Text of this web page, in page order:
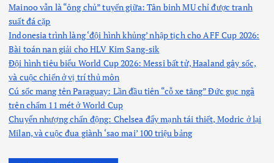
Mainoo vẫn là “ông chủ” tuyến giữa: Tân binh MU chỉ được tranh
suất đá cặp
Indonesia trình làng ‘đội hình khủng’ nhập tịch cho AFF Cup 2026:
Bài toán nan giải cho HLV Kim Sang-sik
Đội hình tiêu biểu World Cup 2026: Messi bất tử, Haaland gây sốc,
và cuộc chiến ở vị trí thủ môn
Cú sốc mang tên Paraguay: Lần đầu tiên “cỗ xe tăng” Đức gục ngã
trên chấm 11 mét ở World Cup
Chuyển nhượng chấn động: Chelsea đẩy mạnh tái thiết, Modric ở lại
Milan, và cuộc đua giành ‘sao mai’ 100 triệu bảng